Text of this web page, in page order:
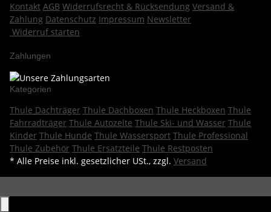
Kontakt AGB Widerrufsrecht & Rücksendung Versand &
Zahlung Datenschutz Impressum Newsletter
Widerruf starten
Zahlungen
Kategorien
Thule Dachträger Thule Dachboxen Thule Heckboxen Thule
Fahrradträger Thule Autozelte Thule Ski- und Wasser Thule
Kinder Thule Hunde Thule Wassersport Thule Professional
Thule Zubehör Thule Ersatzteile Thule Restposten
* Alle Preise inkl. gesetzlicher USt., zzgl. Versand